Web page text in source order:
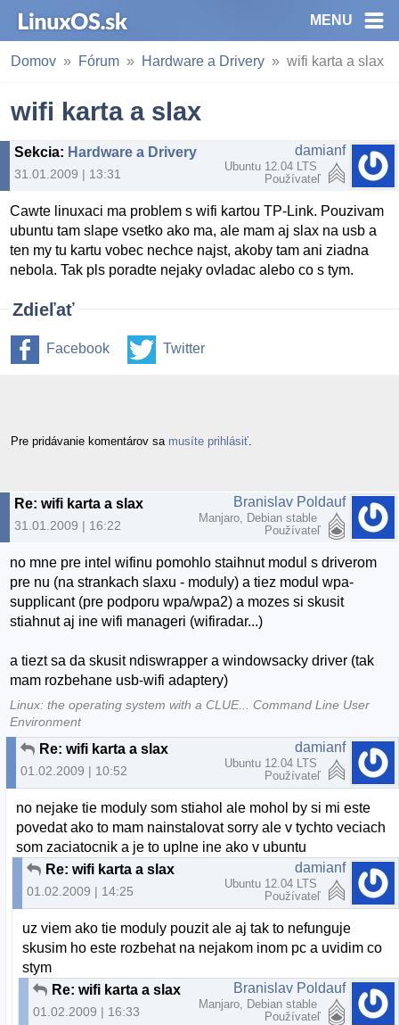
MENU
Domov Fórum Hardware a Drivery wifi karta a slax
wifi karta a slax
Sekcia: Hardware a Drivery
31.01.2009 | 13:31
damianf
Ubuntu 12.04 LTS
Používateľ
Cawte linuxaci ma problem s wifi kartou TP-Link. Pouzivam
ubuntu tam slape vsetko ako ma, ale mam aj slax na usb a
ten my tu kartu vobec nechce najst, akoby tam ani ziadna
nebola. Tak pls poradte nejaky ovladac alebo co s tym.
Zdieľať
Facebook Twitter
Pre pridávanie komentárov sa musíte prihlásiť
Re: wifi karta a slax
31.01.2009 | 16:22
Branislav Poldauf
Manjaro, Debian stable
Používateľ
no mne pre intel wifinu pomohlo staihnut modul s driverom
pre nu (na strankach slaxu - moduly) a tiez modul wpa-
supplicant (pre podporu wpa/wpa2) a mozes si skusit
stiahnut aj ine wifi manageri (wifiradar...)
a tiezt sa da skusit ndiswrapper a windowsacky driver (tak
mam rozbehane usb-wifi adaptery)
Linux: the operating system with a CLUE... Command Line User
Environment
Re: wifi karta a slax
01.02.2009 | 10:52
damianf
Ubuntu 12.04 LTS
Používateľ
no nejake tie moduly som stiahol ale mohol by si mi este
povedat ako to mam nainstalovat sorry ale v tychto veciach
som zaciatocnik a je to uplne ine ako v ubuntu
Re: wifi karta a slax
01.02.2009 | 14:25
damianf
Ubuntu 12.04 LTS
Používateľ
uz viem ako tie moduly pouzit ale aj tak to nefunguje
skusim ho este rozbehat na nejakom inom pc a uvidim co
stym
Re: wifi karta a slax
01.02.2009 | 16:33
Branislav Poldauf
Manjaro, Debian stable
Používateľ